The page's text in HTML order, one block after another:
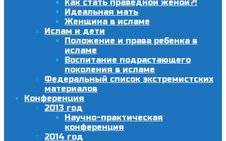
Как стать праведной женой?!
Идеальная мать
Женщина в исламе
Ислам и дети
Положение и права ребенка в
исламе
Воспитание подрастающего
поколения в исламе
Федеральный список экстремистских
материалов
Конференция
2013 год
Научно-практическая
конференция
2014 год